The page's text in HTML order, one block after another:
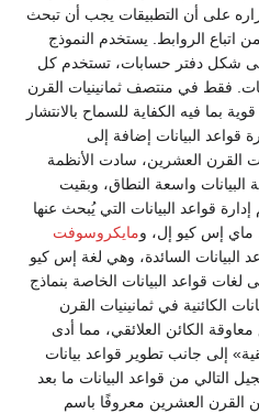
على أن التطبيقات يجب أن تبحث
اتباع الروابط. يستخدم النموذج
شكل دفتر حسابات، تستخدم كل
فقط في منتصف ثمانينيات القرن
بما فيه الكفاية للسماح بالانتشار
قواعد البيانات إضافة إلى
القرن العشرين، سادت الأنظمة
البيانات واسعة النطاق، وبقيت
وأكثر نظم إدارة قواعد البيانات التي يُبحث عنها
ماي إس كيو إل، ومايكروسوفت
البيانات السائدة، وهي لغة إس كيو
لغات قواعد البيانات الخاصة بنماذج
الكائنية في ثمانينيات القرن
الكائن العلائقي، مما أدى
إلى جانب تطوير قواعد بيانات
التالي من قواعد البيانات ما بعد
القرن العشرين معروفًا باسم